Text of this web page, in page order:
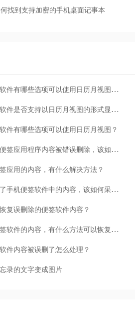
找到支持加密的手机桌面记事本
电脑上的便签软件有哪些选项可以使用日历月视图功能？
电脑上的便签软件是否支持以日历月视图的形式显示便签信息？
件有哪些选项可以使用日历月视图？
如果手机上的便签应用程序内容被错误删除，该如何处理？
应用的内容，有什么解决方法？
如果不慎删除了手机便签软件中的内容，该如何采取措施？
复误删除的便签软件内容？
误删除手机便签软件的内容，有什么方法可以恢复或找回？
件内容被误删了怎么处理？
录的文字变成图片